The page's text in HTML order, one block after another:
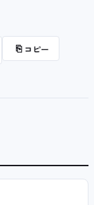
⎘ コピー